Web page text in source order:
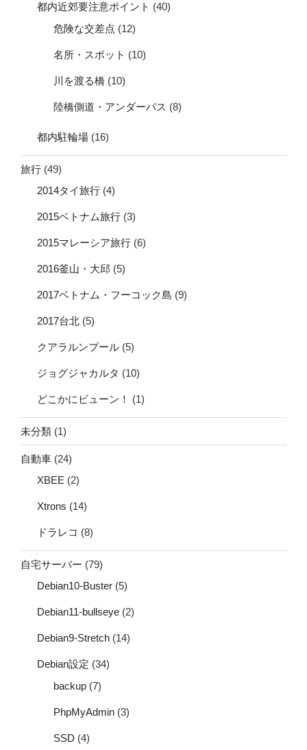
都内近郊要注意ポイント (40)
危険な交差点 (12)
名所・スポット (10)
川を渡る橋 (10)
陸橋側道・アンダーパス (8)
都内駐輪場 (16)
旅行 (49)
2014タイ旅行 (4)
2015ベトナム旅行 (3)
2015マレーシア旅行 (6)
2016釜山・大邱 (5)
2017ベトナム・フーコック島 (9)
2017台北 (5)
クアラルンプール (5)
ジョグジャカルタ (10)
どこかにビューン！ (1)
未分類 (1)
自動車 (24)
XBEE (2)
Xtrons (14)
ドラレコ (8)
自宅サーバー (79)
Debian10-Buster (5)
Debian11-bullseye (2)
Debian9-Stretch (14)
Debian設定 (34)
backup (7)
PhpMyAdmin (3)
SSD (4)